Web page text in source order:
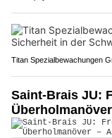
Titan Spezialbewachungen
Saint-Brais JU: